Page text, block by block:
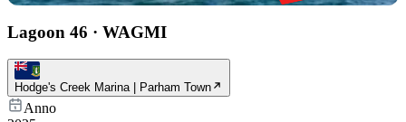
Lagoon 46 · WAGMI
Hodge's Creek Marina | Parham Town
Anno